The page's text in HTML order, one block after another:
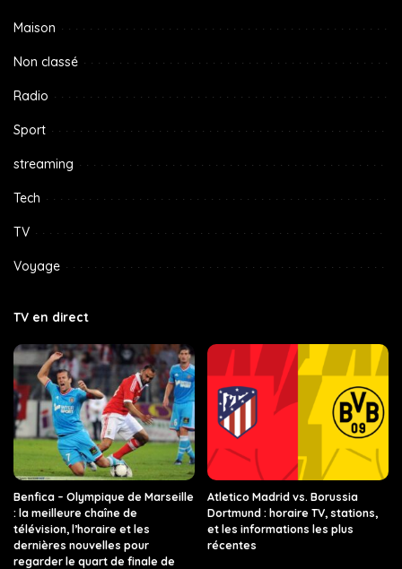
Maison
Non classé
Radio
Sport
streaming
Tech
TV
Voyage
TV en direct
Benfica – Olympique de Marseille
: la meilleure chaîne de
télévision, l’horaire et les
dernières nouvelles pour
regarder le quart de finale de
Atletico Madrid vs. Borussia
Dortmund : horaire TV, stations,
et les informations les plus
récentes